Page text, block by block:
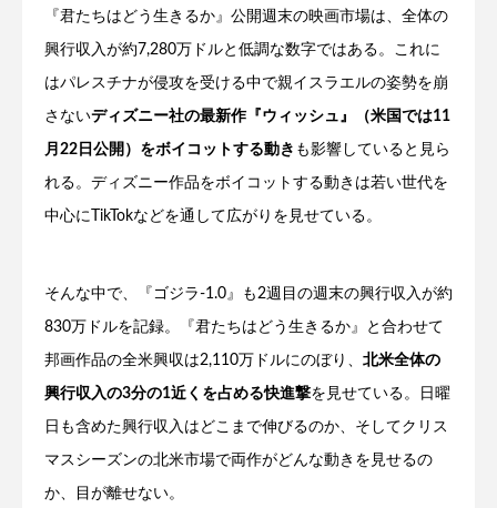
『君たちはどう生きるか』公開週末の映画市場は、全体の
興行収入が約7,280万ドルと低調な数字ではある。これに
はパレスチナが侵攻を受ける中で親イスラエルの姿勢を崩
さないディズニー社の最新作『ウィッシュ』（米国では11
月22日公開）をボイコットする動き も影響していると見ら
れる。ディズニー作品をボイコットする動きは若い世代を
中心にTikTokなどを通して広がりを見せている。
そんな中で、『ゴジラ-1.0』も2週目の週末の興行収入が約
830万ドルを記録。『君たちはどう生きるか』と合わせて
邦画作品の全米興収は2,110万ドルにのぼり、 北米全体の
興行収入の3分の1近くを占める快進撃を見せている。日曜
日も含めた興行収入はどこまで伸びるのか、そしてクリス
マスシーズンの北米市場で両作がどんな動きを見せるの
か、目が離せない。